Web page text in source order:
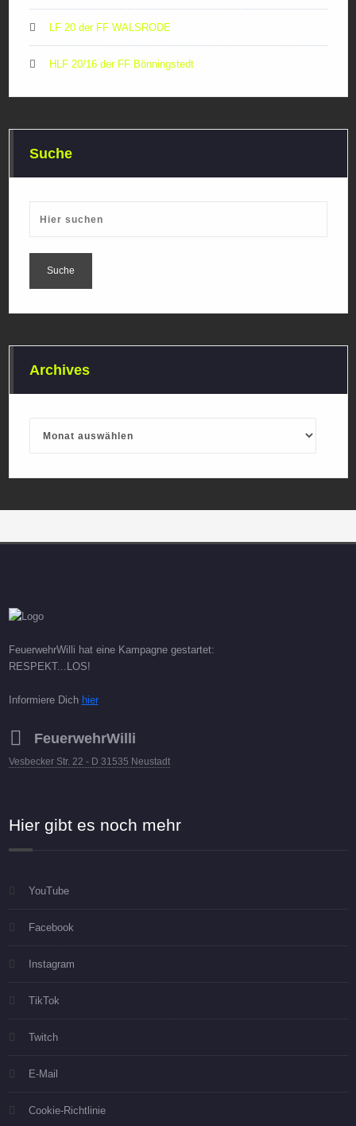
LF 20 der FF WALSRODE
HLF 20/16 der FF Bönningstedt
Suche
Archives
FeuerwehrWilli hat eine Kampagne gestartet:
RESPEKT...LOS!
Informiere Dich hier
FeuerwehrWilli
Vesbecker Str. 22 - D 31535 Neustadt
Hier gibt es noch mehr
YouTube
Facebook
Instagram
TikTok
Twitch
E-Mail
Cookie-Richtlinie